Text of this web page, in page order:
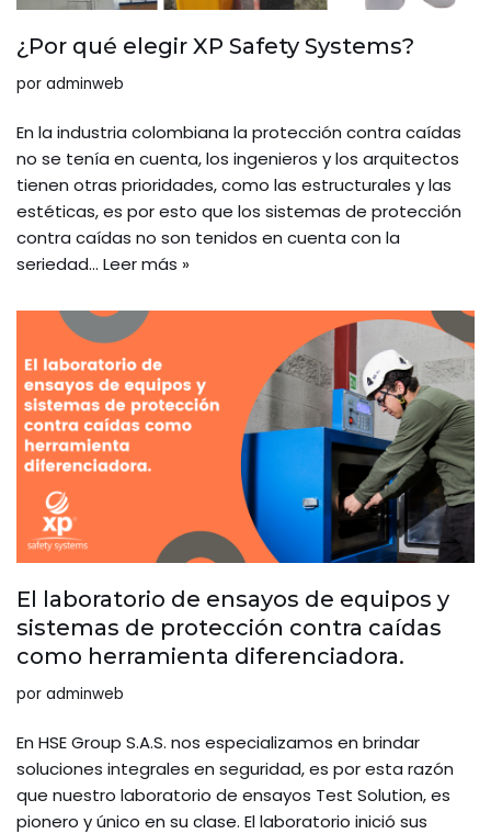
¿Por qué elegir XP Safety Systems?
por adminweb
En la industria colombiana la protección contra caídas
no se tenía en cuenta, los ingenieros y los arquitectos
tienen otras prioridades, como las estructurales y las
estéticas, es por esto que los sistemas de protección
contra caídas no son tenidos en cuenta con la
seriedad… Leer más »
El laboratorio de ensayos de equipos y
sistemas de protección contra caídas
como herramienta diferenciadora.
por adminweb
En HSE Group S.A.S. nos especializamos en brindar
soluciones integrales en seguridad, es por esta razón
que nuestro laboratorio de ensayos Test Solution, es
pionero y único en su clase. El laboratorio inició sus